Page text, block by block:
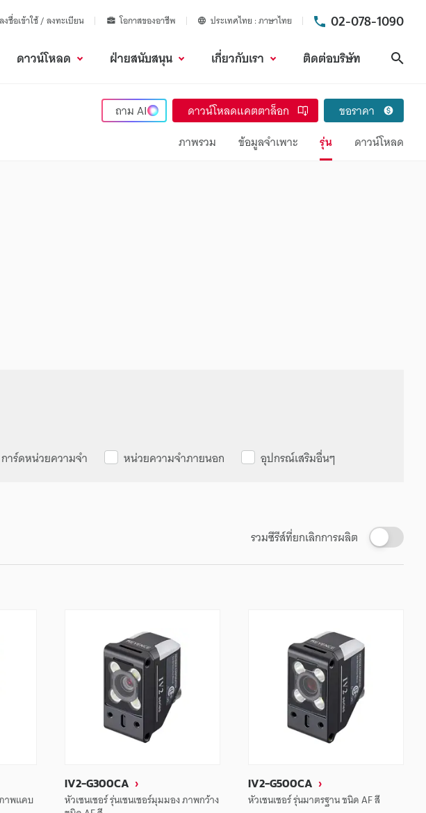
ลงชื่อเข้าใช้ / ลงทะเบียน โอกาสของอาชีพ ประเทศไทย ภาษาไทย 02-078-1090
ดาวน์โหลด ฝ่ายสนับสนุน เกี่ยวกับเรา ติดต่อบริษัท
ถามAI ดาวน์โหลดแคตตาล็อก
ขอราคา
ภาพรวม
ข้อมูลจำเพาะ รุ่น ดาวน์โหลด
การ์ดหน่วยความจำ หน่วยความจำภายนอก อุปกรณ์เสริมอื่นๆ
รวมซีรีส์ที่ยกเลิกการผลิต
าพแคบ
IV2-G300CA
หัวเซนเซอร์ รุ่นเซนเซอร์มุมมอง ภาพกว้าง
IV2-G500CA
หัวเซนเซอร์ รุ่นมาตรฐาน ชนิด AF สี